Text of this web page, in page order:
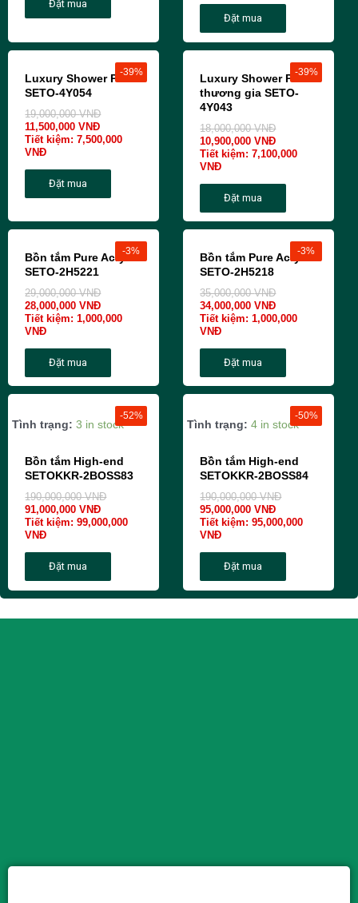
Đặt mua
Đặt mua
-39%
Luxury Shower Panel
SETO-4Y054
19,000,000VNĐ
11,500,000VNĐ
Tiết kiệm:7,500,000
VNĐ
Đặt mua
-39%
Luxury Shower Panel
thương gia SETO-
4Y043
18,000,000VNĐ
10,900,000VNĐ
Tiết kiệm:7,100,000
VNĐ
Đặt mua
-3%
Bồn tắm Pure Acrylic
SETO-2H5221
29,000,000VNĐ
28,000,000VNĐ
Tiết kiệm:1,000,000
VNĐ
Đặt mua
-3%
Bồn tắm Pure Acrylic
SETO-2H5218
35,000,000VNĐ
34,000,000VNĐ
Tiết kiệm:1,000,000
VNĐ
Đặt mua
-52%
Tình trạng: 3 in stock
Bồn tắm High-end
SETOKKR-2BOSS83
190,000,000VNĐ
91,000,000VNĐ
Tiết kiệm:99,000,000
VNĐ
Đặt mua
-50%
Tình trạng: 4 in stock
Bồn tắm High-end
SETOKKR-2BOSS84
190,000,000VNĐ
95,000,000VNĐ
Tiết kiệm:95,000,000
VNĐ
Đặt mua